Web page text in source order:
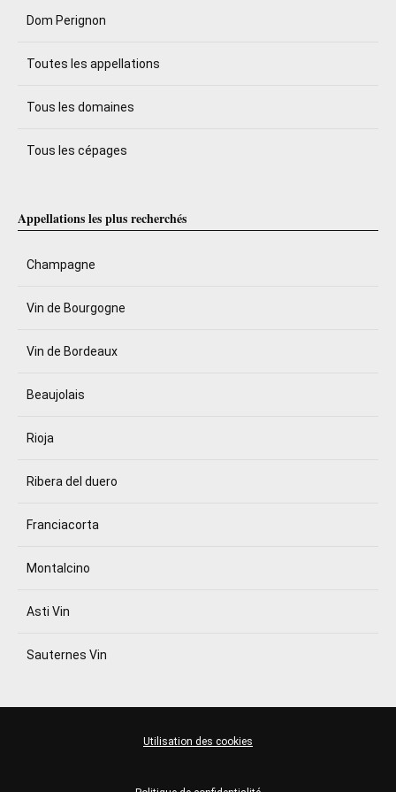
Dom Perignon
Toutes les appellations
Tous les domaines
Tous les cépages
Appellations les plus recherchés
Champagne
Vin de Bourgogne
Vin de Bordeaux
Beaujolais
Rioja
Ribera del duero
Franciacorta
Montalcino
Asti Vin
Sauternes Vin
Utilisation des cookies